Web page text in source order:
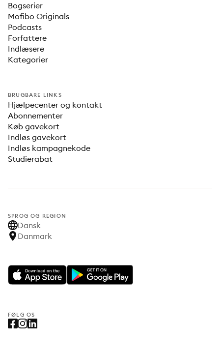
Bogserier
Mofibo Originals
Podcasts
Forfattere
Indlæsere
Kategorier
BRUGBARE LINKS
Hjælpecenter og kontakt
Abonnementer
Køb gavekort
Indløs gavekort
Indløs kampagnekode
Studierabat
SPROG OG REGION
Dansk
Danmark
FØLG OS